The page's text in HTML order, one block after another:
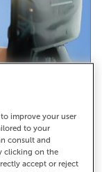
importes
improve your user
to your
consult and
clicking on the
accept or reject